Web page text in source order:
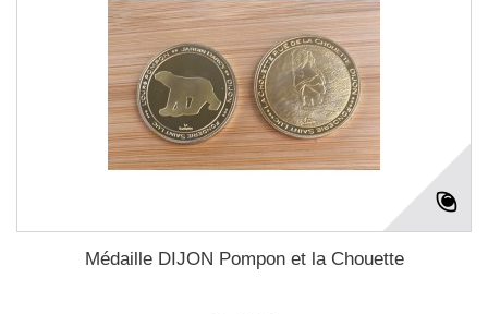
Médaille DIJON Pompon et la Chouette